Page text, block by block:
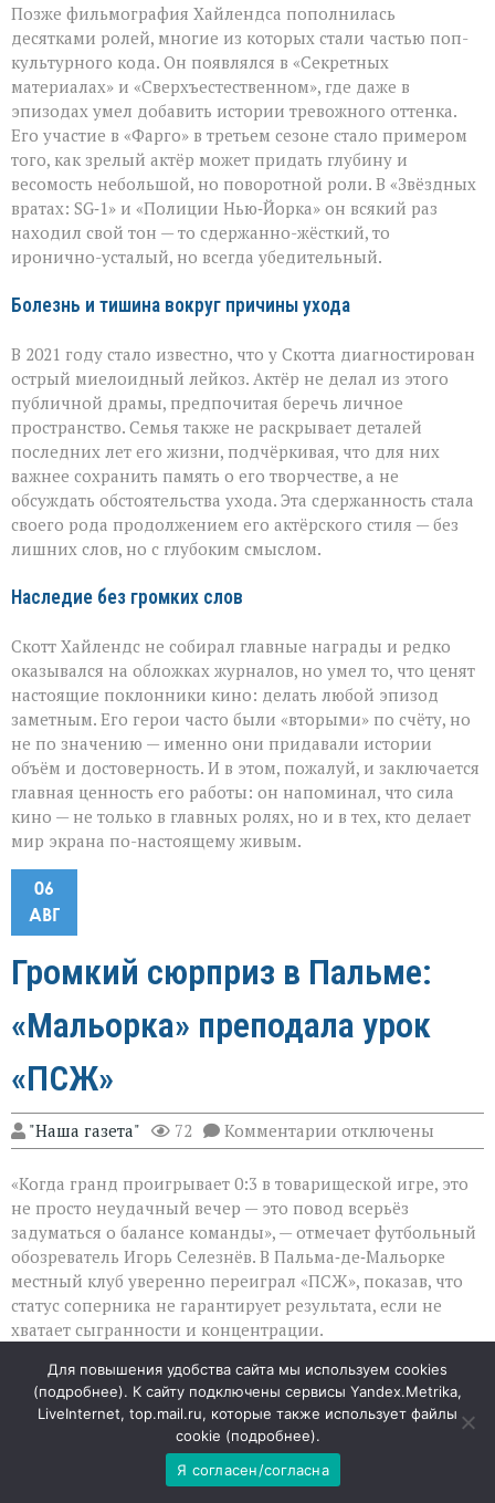
Позже фильмография Хайлендса пополнилась
десятками ролей, многие из которых стали частью поп-
культурного кода. Он появлялся в «Секретных
материалах» и «Сверхъестественном», где даже в
эпизодах умел добавить истории тревожного оттенка.
Его участие в «Фарго» в третьем сезоне стало примером
того, как зрелый актёр может придать глубину и
весомость небольшой, но поворотной роли. В «Звёздных
вратах: SG‑1» и «Полиции Нью‑Йорка» он всякий раз
находил свой тон — то сдержанно-жёсткий, то
иронично-усталый, но всегда убедительный.
Болезнь и тишина вокруг причины ухода
В 2021 году стало известно, что у Скотта диагностирован
острый миелоидный лейкоз. Актёр не делал из этого
публичной драмы, предпочитая беречь личное
пространство. Семья также не раскрывает деталей
последних лет его жизни, подчёркивая, что для них
важнее сохранить память о его творчестве, а не
обсуждать обстоятельства ухода. Эта сдержанность стала
своего рода продолжением его актёрского стиля — без
лишних слов, но с глубоким смыслом.
Наследие без громких слов
Скотт Хайлендс не собирал главные награды и редко
оказывался на обложках журналов, но умел то, что ценят
настоящие поклонники кино: делать любой эпизод
заметным. Его герои часто были «вторыми» по счёту, но
не по значению — именно они придавали истории
объём и достоверность. И в этом, пожалуй, и заключается
главная ценность его работы: он напоминал, что сила
кино — не только в главных ролях, но и в тех, кто делает
мир экрана по-настоящему живым.
06
АВГ
Громкий сюрприз в Пальме:
«Мальорка» преподала урок
«ПСЖ»
"Наша газета" 72 Комментарии к
записи
сюрприз
в
Пальме:
«Мальорка»
преподала
урок
«ПСЖ»
отключены
«Когда гранд проигрывает 0:3 в товарищеской игре, это
не просто неудачный вечер — это повод всерьёз
задуматься о балансе команды», — отмечает футбольный
обозреватель Игорь Селезнёв. В Пальма‑де‑Мальорке
местный клуб уверенно переиграл «ПСЖ», показав, что
статус соперника не гарантирует результата, если не
хватает сыгранности и концентрации.
Уверенность хозяев и растерянность гостей
«Мальорка» с первых минут действовала собранно и
прагматично: команда не пыталась копировать
зрелищный стиль топ‑клубов, а делала ставку на
Для повышения удобства сайта мы используем cookies
(подробнее). К сайту подключены сервисы Yandex.Metrika,
LiveInternet, top.mail.ru, которые также использует файлы
cookie (подробнее).
Я согласен/согласна